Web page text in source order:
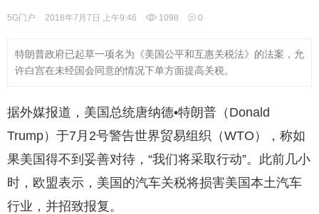
5G门户 2018年7月7日 上午9:46 1098 0
特朗普政府已起草一项名为《美国公平和互惠关税法》的法案，允
许白宫在未经国会同意的情况下单方面提高关税。
据外媒报道，美国总统唐纳德•特朗普（Donald
Trump）于7月2号警告世界贸易组织（WTO），称如
果美国得不到妥善对待，“我们将采取行动”。此前几小
时，欧盟表示，美国的汽车关税将损害美国本土汽车
行业，并招致报复。